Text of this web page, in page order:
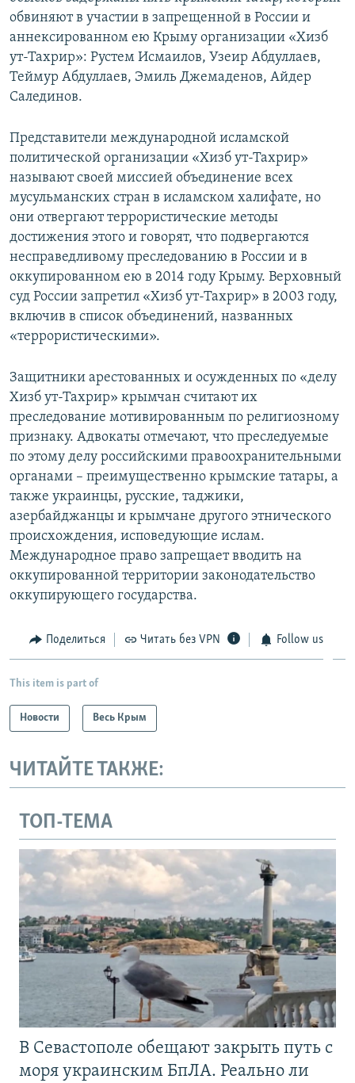
обвиняют в участии в запрещенной в России и
аннексированном ею Крыму организации «Хизб
ут-Тахрир»: Рустем Исмаилов, Узеир Абдуллаев,
Теймур Абдуллаев, Эмиль Джемаденов, Айдер
Салединов.
Представители международной исламской
политической организации «Хизб ут-Тахрир»
называют своей миссией объединение всех
мусульманских стран в исламском халифате, но
они отвергают террористические методы
достижения этого и говорят, что подвергаются
несправедливому преследованию в России и в
оккупированном ею в 2014 году Крыму. Верховный
суд России запретил «Хизб ут-Тахрир» в 2003 году,
включив в список объединений, названных
«террористическими».
Защитники арестованных и осужденных по «делу
Хизб ут-Тахрир» крымчан считают их
преследование мотивированным по религиозному
признаку. Адвокаты отмечают, что преследуемые
по этому делу российскими правоохранительными
органами – преимущественно крымские татары, а
также украинцы, русские, таджики,
азербайджанцы и крымчане другого этнического
происхождения, исповедующие ислам.
Международное право запрещает вводить на
оккупированной территории законодательство
оккупирующего государства.
Поделиться Читать без VPN Follow us
This item is part of
Новости Весь Крым
ЧИТАЙТЕ ТАКЖЕ:
ТОП-ТЕМА
В Севастополе обещают закрыть путь с
моря украинским БпЛА. Реально ли